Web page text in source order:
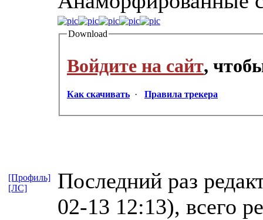
Download
Войдите на сайт,
Как скачивать · Правила трекера
Последний раз
02-13 12:13), всего
[Профиль]
[ЛС]